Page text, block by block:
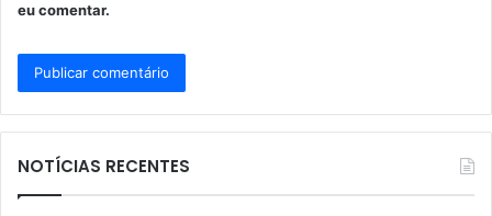
eu comentar.
NOTÍCIAS RECENTES